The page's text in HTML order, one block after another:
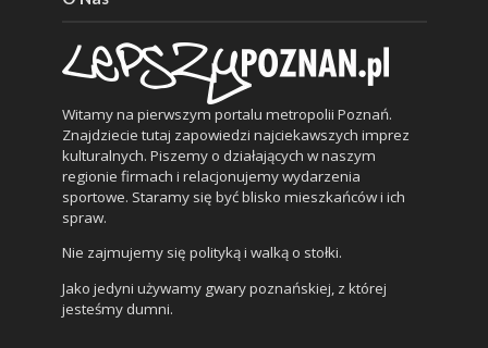
Witamy na pierwszym portalu metropolii Poznań.
Znajdziecie tutaj zapowiedzi najciekawszych imprez
kulturalnych. Piszemy o działających w naszym
regionie firmach i relacjonujemy wydarzenia
sportowe. Staramy się być blisko mieszkańców i ich
spraw.
Nie zajmujemy się polityką i walką o stołki.
Jako jedyni używamy gwary poznańskiej, z której
jesteśmy dumni.